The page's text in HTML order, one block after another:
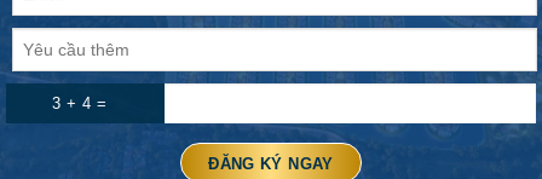
3 + 4 =